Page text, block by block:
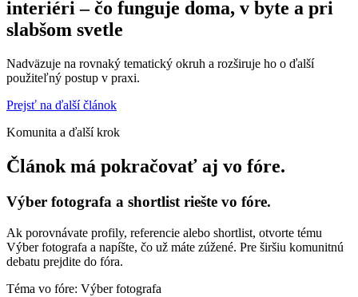
interiéri – čo funguje doma, v byte a pri
slabšom svetle
Nadväzuje na rovnaký tematický okruh a rozširuje ho o ďalší
použiteľný postup v praxi.
Prejsť na ďalší článok
Komunita a ďalší krok
Článok má pokračovať aj vo fóre.
Výber fotografa a shortlist riešte vo fóre.
Ak porovnávate profily, referencie alebo shortlist, otvorte tému
Výber fotografa a napíšte, čo už máte zúžené. Pre širšiu komunitnú
debatu prejdite do fóra.
Téma vo fóre: Výber fotografa